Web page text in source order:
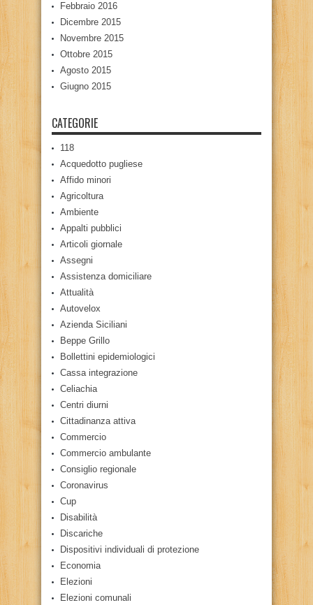
Febbraio 2016
Dicembre 2015
Novembre 2015
Ottobre 2015
Agosto 2015
Giugno 2015
CATEGORIE
118
Acquedotto pugliese
Affido minori
Agricoltura
Ambiente
Appalti pubblici
Articoli giornale
Assegni
Assistenza domiciliare
Attualità
Autovelox
Azienda Siciliani
Beppe Grillo
Bollettini epidemiologici
Cassa integrazione
Celiachia
Centri diurni
Cittadinanza attiva
Commercio
Commercio ambulante
Consiglio regionale
Coronavirus
Cup
Disabilità
Discariche
Dispositivi individuali di protezione
Economia
Elezioni
Elezioni comunali